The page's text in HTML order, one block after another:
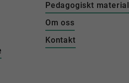
Pedagogiskt material
Om oss
Kontakt